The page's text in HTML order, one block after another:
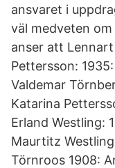
ansvaret i
väl medveten
anser att
Pettersson:
Valdemar
Katarina
Erland Westling:
Maurtitz
Törnroos 1908: